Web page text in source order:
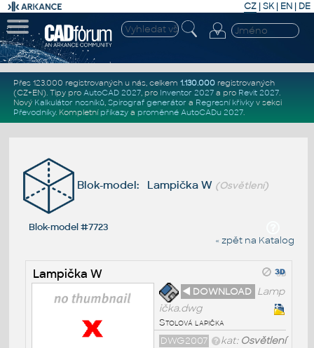
CZ | SK| EN | DE
Přes 123.000 registrovaných u nás, celkem 1.130.000registrovaných
(CZ+EN). Tipy pro AutoCAD 2027, pro Inventor 2027a pro Revit 2027.
Nový Kalkulátor nosníků, Spirograf generátor a Regresní křivkyv sekci
Převodníky. Kompletní příkazya proměnné AutoCADu 2027.
Blok-model: Lampička W (Osvětlení)
Blok-model #7723
« zpět na Katalog
Lampička W
◄ DOWNLOAD Lamp
ička.dwg
Stolová lapička
kat: Osvětlení
DWG2007